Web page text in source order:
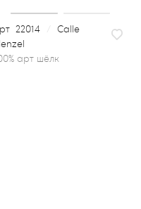
22014
Calle
арт шёлк